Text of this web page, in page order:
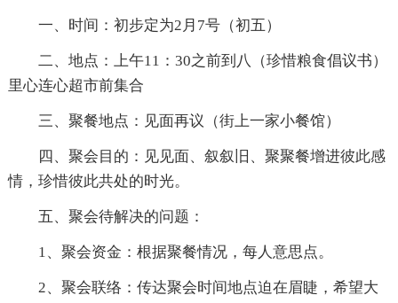
一、时间：初步定为2月7号（初五）
二、地点：上午11：30之前到八（珍惜粮食倡议书）
里心连心超市前集合
三、聚餐地点：见面再议（街上一家小餐馆）
四、聚会目的：见见面、叙叙旧、聚聚餐增进彼此感
情，珍惜彼此共处的时光。
五、聚会待解决的问题：
1、聚会资金：根据聚餐情况，每人意思点。
2、聚会联络：传达聚会时间地点迫在眉睫，希望大